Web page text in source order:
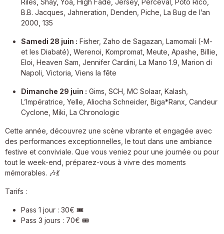
Rilès, Shay, Yoa, High Fade, Jersey, Perceval, Poto Rico,
B.B. Jacques, Jahneration, Denden, Piche, La Bug de l’an
2000, 135
Samedi 28 juin : Fisher, Zaho de Sagazan, Lamomali (-M-
et les Diabaté), Werenoi, Kompromat, Meute, Apashe, Billie,
Eloi, Heaven Sam, Jennifer Cardini, La Mano 1.9, Marion di
Napoli, Victoria, Viens la fête
Dimanche 29 juin : Gims, SCH, MC Solaar, Kalash,
L’Impératrice, Yelle, Aliocha Schneider, Biga*Ranx, Candeur
Cyclone, Miki, La Chronologic
Cette année, découvrez une scène vibrante et engagée avec
des performances exceptionnelles, le tout dans une ambiance
festive et conviviale. Que vous veniez pour une journée ou pour
tout le week-end, préparez-vous à vivre des moments
mémorables. 🎶💃
Tarifs :
Pass 1 jour : 30€ 🎟️
Pass 3 jours : 70€ 🎟️